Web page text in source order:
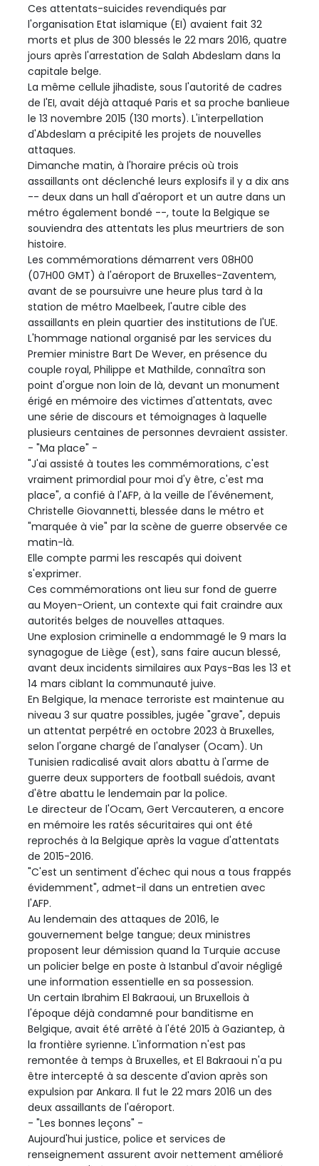
Ces attentats-suicides revendiqués par
l'organisation Etat islamique (EI) avaient fait 32
morts et plus de 300 blessés le 22 mars 2016, quatre
jours après l'arrestation de Salah Abdeslam dans la
capitale belge.
La même cellule jihadiste, sous l'autorité de cadres
de l'EI, avait déjà attaqué Paris et sa proche banlieue
le 13 novembre 2015 (130 morts). L'interpellation
d'Abdeslam a précipité les projets de nouvelles
attaques.
Dimanche matin, à l'horaire précis où trois
assaillants ont déclenché leurs explosifs il y a dix ans
-- deux dans un hall d'aéroport et un autre dans un
métro également bondé --, toute la Belgique se
souviendra des attentats les plus meurtriers de son
histoire.
Les commémorations démarrent vers 08H00
(07H00 GMT) à l'aéroport de Bruxelles-Zaventem,
avant de se poursuivre une heure plus tard à la
station de métro Maelbeek, l'autre cible des
assaillants en plein quartier des institutions de l'UE.
L'hommage national organisé par les services du
Premier ministre Bart De Wever, en présence du
couple royal, Philippe et Mathilde, connaîtra son
point d'orgue non loin de là, devant un monument
érigé en mémoire des victimes d'attentats, avec
une série de discours et témoignages à laquelle
plusieurs centaines de personnes devraient assister.
- "Ma place" -
"J'ai assisté à toutes les commémorations, c'est
vraiment primordial pour moi d'y être, c'est ma
place", a confié à l'AFP, à la veille de l'événement,
Christelle Giovannetti, blessée dans le métro et
"marquée à vie" par la scène de guerre observée ce
matin-là.
Elle compte parmi les rescapés qui doivent
s'exprimer.
Ces commémorations ont lieu sur fond de guerre
au Moyen-Orient, un contexte qui fait craindre aux
autorités belges de nouvelles attaques.
Une explosion criminelle a endommagé le 9 mars la
synagogue de Liège (est), sans faire aucun blessé,
avant deux incidents similaires aux Pays-Bas les 13 et
14 mars ciblant la communauté juive.
En Belgique, la menace terroriste est maintenue au
niveau 3 sur quatre possibles, jugée "grave", depuis
un attentat perpétré en octobre 2023 à Bruxelles,
selon l'organe chargé de l'analyser (Ocam). Un
Tunisien radicalisé avait alors abattu à l'arme de
guerre deux supporters de football suédois, avant
d'être abattu le lendemain par la police.
Le directeur de l'Ocam, Gert Vercauteren, a encore
en mémoire les ratés sécuritaires qui ont été
reprochés à la Belgique après la vague d'attentats
de 2015-2016.
"C'est un sentiment d'échec qui nous a tous frappés
évidemment", admet-il dans un entretien avec
l'AFP.
Au lendemain des attaques de 2016, le
gouvernement belge tangue; deux ministres
proposent leur démission quand la Turquie accuse
un policier belge en poste à Istanbul d'avoir négligé
une information essentielle en sa possession.
Un certain Ibrahim El Bakraoui, un Bruxellois à
l'époque déjà condamné pour banditisme en
Belgique, avait été arrêté à l'été 2015 à Gaziantep, à
la frontière syrienne. L'information n'est pas
remontée à temps à Bruxelles, et El Bakraoui n'a pu
être intercepté à sa descente d'avion après son
expulsion par Ankara. Il fut le 22 mars 2016 un des
deux assaillants de l'aéroport.
- "Les bonnes leçons" -
Aujourd'hui justice, police et services de
renseignement assurent avoir nettement amélioré